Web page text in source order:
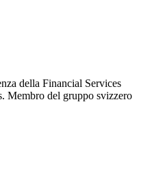
della Financial Services
Membro del gruppo svizzero